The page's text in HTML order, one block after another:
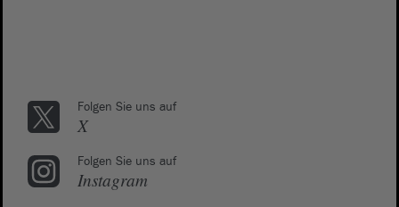
Folgen Sie uns auf
X
Folgen Sie uns auf
Instagram